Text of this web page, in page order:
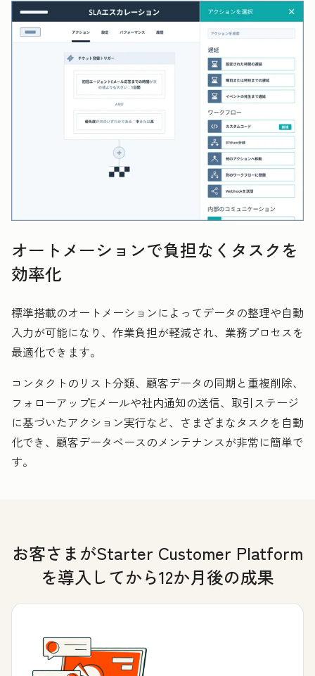
オートメーションで負担なくタスクを
効率化
標準搭載のオートメーションによってデータの整理や自動
入力が可能になり、作業負担が軽減され、業務プロセスを
最適化できます。
コンタクトのリスト分類、顧客データの同期と重複削除、
フォローアップEメールや社内通知の送信、取引ステージ
に基づいたアクション実行など、さまざまなタスクを自動
化でき、顧客データベースのメンテナンスが非常に簡単で
す。
お客さまがStarter Customer Platform
を導入してから12か月後の成果